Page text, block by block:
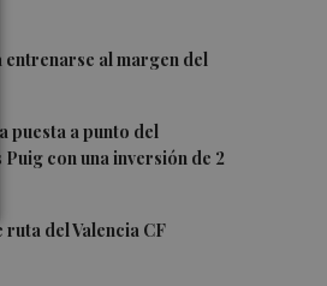
entrenarse al margen del
puesta a punto del
con una inversión de 2
ruta del Valencia CF